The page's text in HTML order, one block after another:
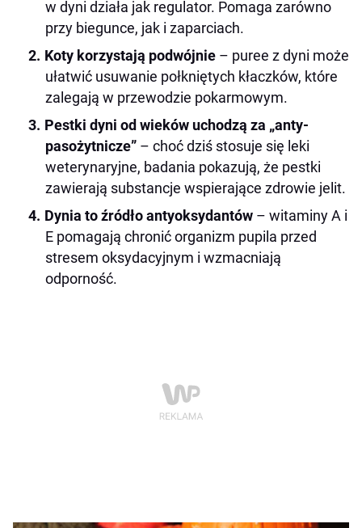
w dyni działa jak regulator. Pomaga zarówno
przy biegunce, jak i zaparciach.
Koty korzystają podwójnie – puree z dyni może
ułatwić usuwanie połkniętych kłaczków, które
zalegają w przewodzie pokarmowym.
Pestki dyni od wieków uchodzą za „anty-
pasożytnicze” – choć dziś stosuje się leki
weterynaryjne, badania pokazują, że pestki
zawierają substancje wspierające zdrowie jelit.
Dynia to źródło antyoksydantów – witaminy A i
E pomagają chronić organizm pupila przed
stresem oksydacyjnym i wzmacniają
odporność.